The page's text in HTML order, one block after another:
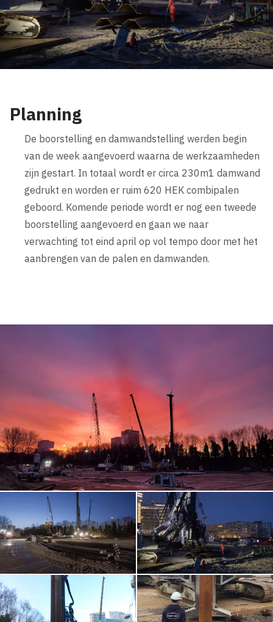
Planning
De boorstelling en damwandstelling werden begin
van de week aangevoerd waarna de werkzaamheden
zijn gestart. In totaal wordt er circa 230m1 damwand
gedrukt en worden er ruim 620 HEK combipalen
geboord. Komende periode wordt er nog een tweede
boorstelling aangevoerd en gaan we naar
verwachting tot eind april op vol tempo door met het
aanbrengen van de palen en damwanden.